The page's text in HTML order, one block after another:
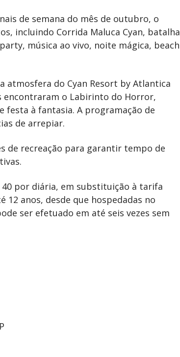
de semana do mês de outubro, o
incluindo Corrida Maluca Cyan, batalha
música ao vivo, noite mágica, beach
atmosfera do Cyan Resort by Atlantica
encontraram o Labirinto do Horror,
festa à fantasia. A programação de
de arrepiar.
de recreação para garantir tempo de
por diária, em substituição à tarifa
12 anos, desde que hospedadas no
ser efetuado em até seis vezes sem